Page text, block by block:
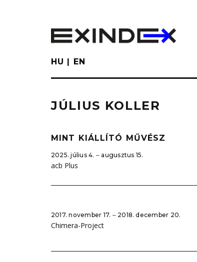
HU EN
JÚLIUS KOLLER
MINT KIÁLLÍTÓ MŰVÉSZ
2025. július 4. ‒ augusztus 15.
acb Plus
2017. november 17. ‒ 2018. december 20.
Chimera-Project